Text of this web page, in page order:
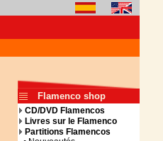
Flamenco shop
CD/DVD Flamencos
Livres sur le Flamenco
Partitions Flamencos